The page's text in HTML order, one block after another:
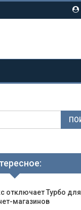
отключает Турбо для
магазинов